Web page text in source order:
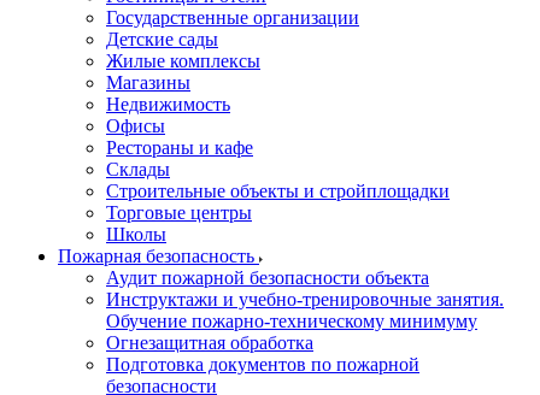
Государственные организации
Детские сады
Жилые комплексы
Магазины
Недвижимость
Офисы
Рестораны и кафе
Склады
Строительные объекты и стройплощадки
Торговые центры
Школы
Пожарная безопасность
Аудит пожарной безопасности объекта
Инструктажи и учебно-тренировочные занятия.
Обучение пожарно-техническому минимуму
Огнезащитная обработка
Подготовка документов по пожарной
безопасности